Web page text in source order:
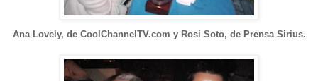
Ana Lovely, de CoolChannelTV.com y Rosi Soto, de Prensa Sirius.